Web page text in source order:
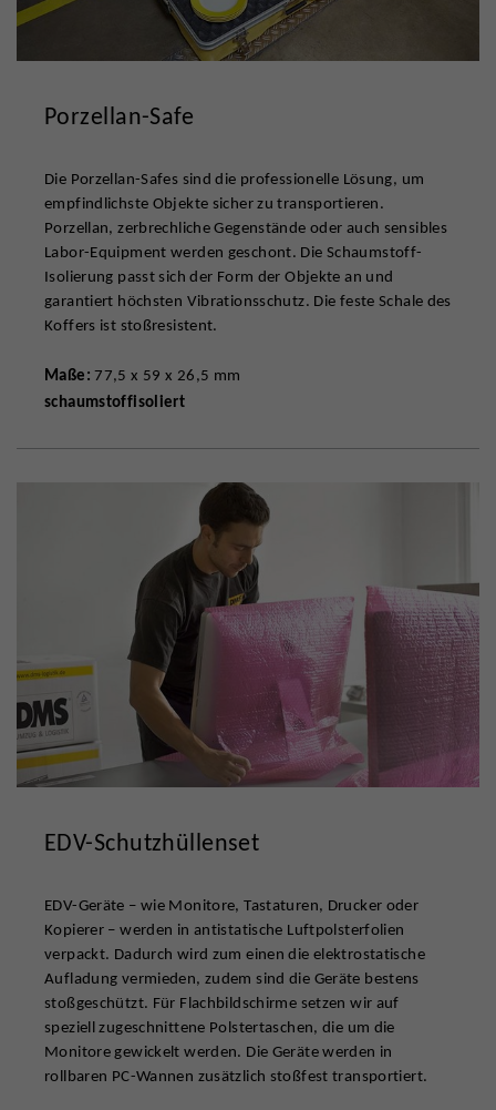
Porzellan-Safe
Die Porzellan-Safes sind die professionelle Lösung, um
empfindlichste Objekte sicher zu transportieren.
Porzellan, zerbrechliche Gegenstände oder auch sensibles
Labor-Equipment werden geschont. Die Schaumstoff-
Isolierung passt sich der Form der Objekte an und
garantiert höchsten Vibrationsschutz. Die feste Schale des
Koffers ist stoßresistent.
Maße:77,5 x 59 x 26,5 mm
schaumstoffisoliert
EDV-Schutzhüllenset
EDV-Geräte – wie Monitore, Tastaturen, Drucker oder
Kopierer – werden in antistatische Luftpolsterfolien
verpackt. Dadurch wird zum einen die elektrostatische
Aufladung vermieden, zudem sind die Geräte bestens
stoßgeschützt. Für Flachbildschirme setzen wir auf
speziell zugeschnittene Polstertaschen, die um die
Monitore gewickelt werden. Die Geräte werden in
rollbaren PC-Wannen zusätzlich stoßfest transportiert.